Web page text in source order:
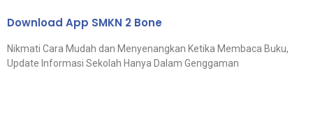
Download App SMKN 2 Bone
Nikmati Cara Mudah dan Menyenangkan Ketika Membaca Buku,
Update Informasi Sekolah Hanya Dalam Genggaman